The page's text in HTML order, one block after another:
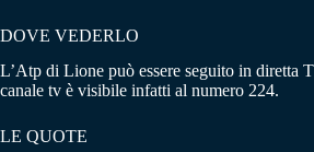
DOVE VEDERLO
L’Atp di Lione può essere seguito in diretta
canale tv è visibile infatti al numero 224.
LE QUOTE